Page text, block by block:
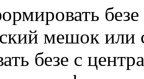
мешок или
безе с